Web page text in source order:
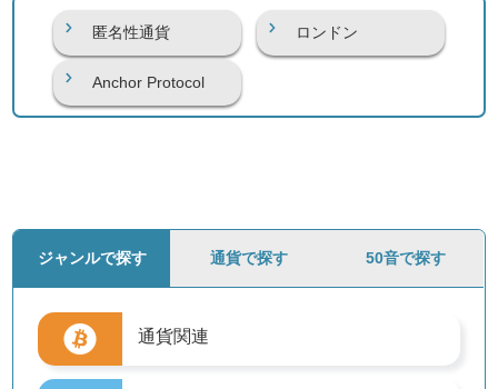
匿名性通貨 ロンドン
Anchor Protocol
ジャンルで探す 通貨で探す 50音で探す
通貨関連